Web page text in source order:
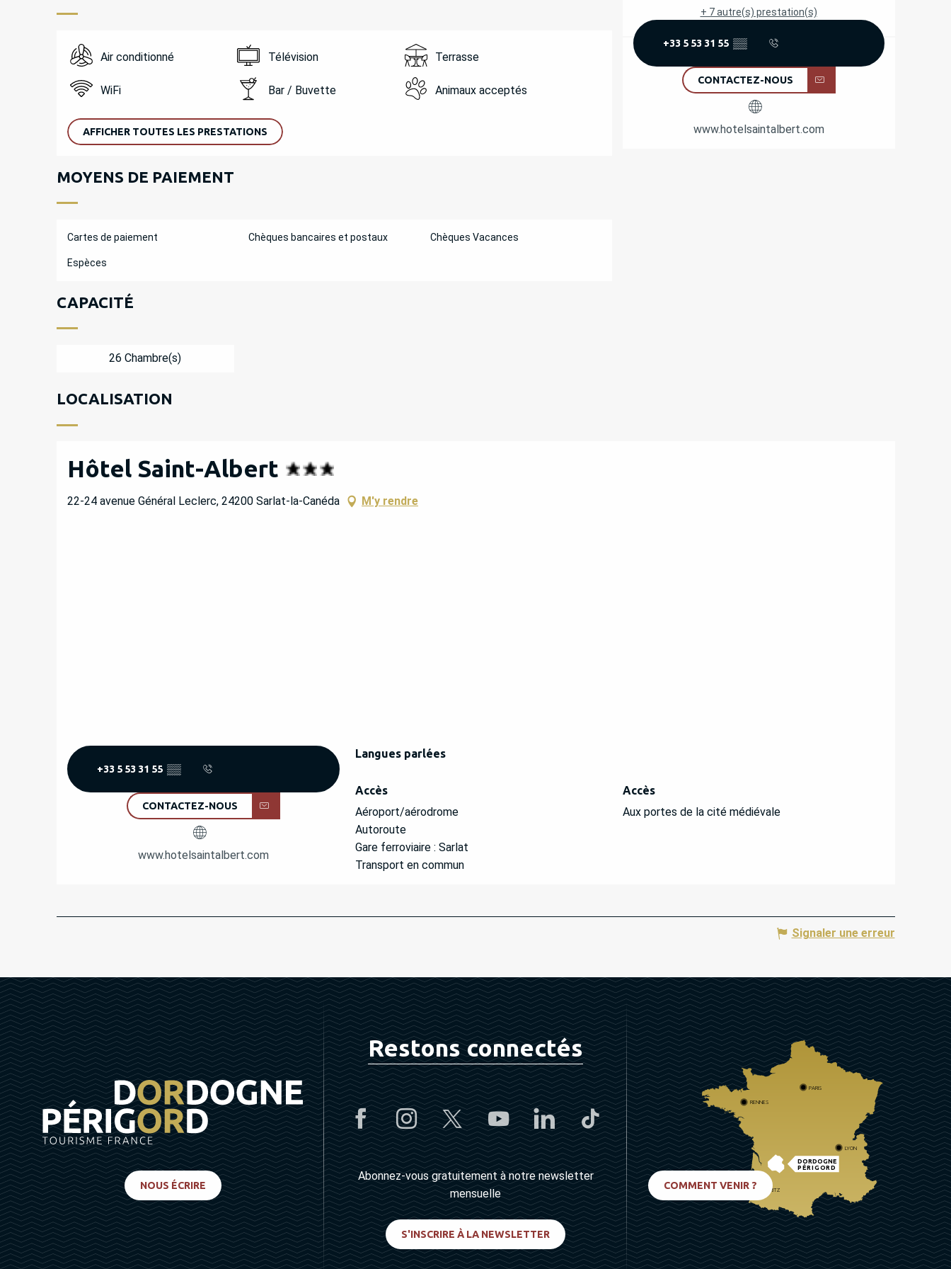
+ 7 autre(s) prestation(s)
+33 5 53 31 55 ▒▒
CONTACTEZ-NOUS
www.hotelsaintalbert.com
Air conditionné Télévision Terrasse
WiFi Bar / Buvette Animaux acceptés
AFFICHER TOUTES LES PRESTATIONS
MOYENS DE PAIEMENT
Cartes de paiement Chèques bancaires et postaux Chèques Vacances
Espèces
CAPACITÉ
26 Chambre(s)
LOCALISATION
Hôtel Saint-Albert
22-24 avenue Général Leclerc, 24200 Sarlat-la-Canéda M'y rendre
+33 5 53 31 55 ▒▒
CONTACTEZ-NOUS
www.hotelsaintalbert.com
Langues parlées
Langues parlées
Accès
Accès
Aéroport/aérodrome
Autoroute
Gare ferroviaire : Sarlat
Transport en commun
Accès
Accès
Aux portes de la cité médiévale
Signaler une erreur
NOUS ÉCRIRE
Restons connectés
Abonnez-vous gratuitement à notre newsletter
mensuelle
S'INSCRIRE À LA NEWSLETTER
DORDOGNE
PÉRIGORD
PARIS
RENNES
LYON
BIARRITZ
COMMENT VENIR ?